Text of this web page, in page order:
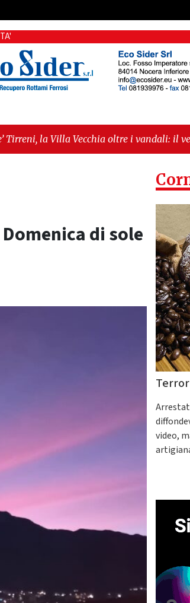
oltre i vandali: il vero nodo è il
consiliare: “Serve chiarezza!”"
Domenica di sole
video,